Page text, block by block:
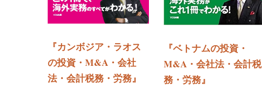
『カンボジア・ラオス
の投資・M&A・会社
法・会計税務・労務』
『ベトナムの投資・
M&A・会社法・会計税
務・労務』